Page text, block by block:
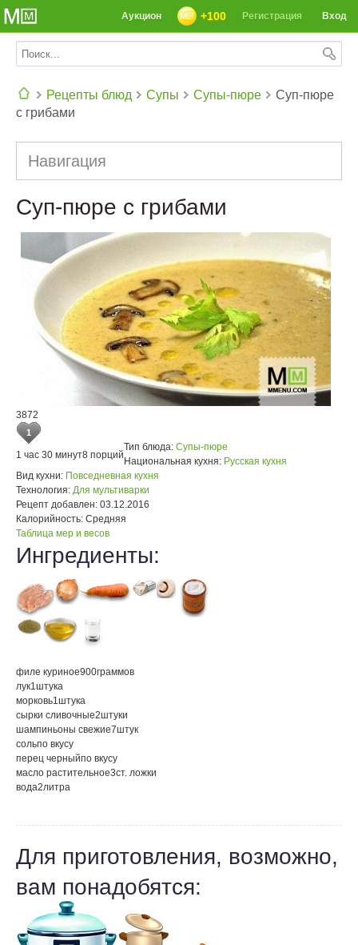
Вход
Регистрация
+100
Аукцион
Рецепты блюд Супы Супы-пюре
Суп-пюре
с грибами
Навигация
Суп-пюре с грибами
3872
1
1 час 30 минут8 порций
Тип блюда: Супы-пюре
Национальная кухня: Русская кухня
Вид кухни: Повседневная кухня
Технология: Для мультиварки
Рецепт добавлен: 03.12.2016
Калорийность: Средняя
Таблица мер и весов
Ингредиенты:
филе куриное900граммов
лук1штука
морковь1штука
сырки сливочные2штуки
шампиньоны свежие7штук
сольпо вкусу
перец черныйпо вкусу
масло растительное3ст. ложки
вода2литра
Для приготовления, возможно,
вам понадобятся: